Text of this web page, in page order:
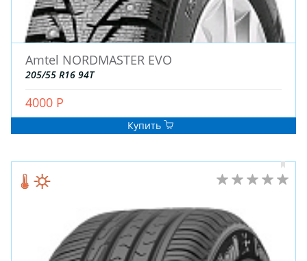
ШИНЫ
АККУМУЛЯТОРЫ
Amtel NORDMASTER EVO
205/55 R16 94T
4000 Р
Купить